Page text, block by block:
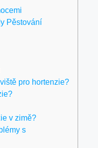
Pěstování
pro hortenzie?
v zimě?
s